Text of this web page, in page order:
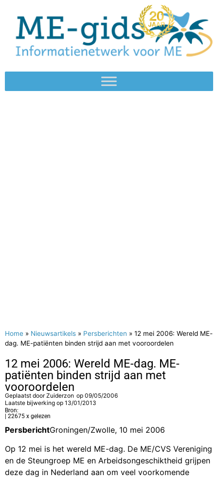
Home » Nieuwsartikels » Persberichten » 12 mei 2006: Wereld ME-
dag. ME-patiënten binden strijd aan met vooroordelen
12 mei 2006: Wereld ME-dag. ME-
patiënten binden strijd aan met
vooroordelen
Geplaatst doorZuiderzon op 09/05/2006
Laatste bijwerking op 13/01/2013
Bron:
| 22675 x gelezen
PersberichtGroningen/Zwolle, 10 mei 2006
Op 12 mei is het wereld ME-dag. De ME/CVS Vereniging
en de Steungroep ME en Arbeidsongeschiktheid grijpen
deze dag in Nederland aan om veel voorkomende